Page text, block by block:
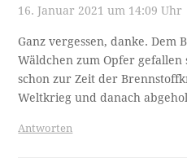
16. Januar 2021 um 14:09 Uhr
Ganz vergessen, danke. Dem
Wäldchen zum Opfer gefallen
schon zur Zeit der
Weltkrieg und danach
Antworten